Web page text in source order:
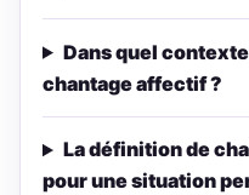
Dans quel
chantage affectif ?
La définition de
pour une situation